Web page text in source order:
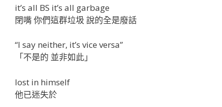
it’s all BS it’s all garbage
閉嘴 你們這群垃圾 說的全是廢話
“I say neither, it’s vice versa”
「不是的 並非如此」
lost in himself
他已迷失於